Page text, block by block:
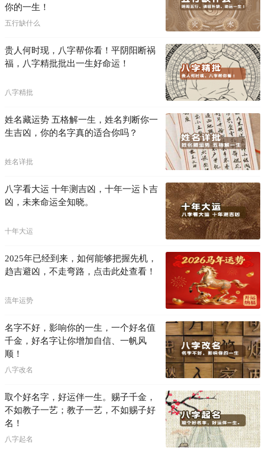
你的一生！
五行缺什么
贵人何时现，八字帮你看！平阴阳断祸
福，八字精批批出一生好命运！
八字精批
姓名藏运势 五格解一生，姓名判断你一
生吉凶，你的名字真的适合你吗？
姓名详批
八字看大运 十年测吉凶，十年一运卜吉
凶，未来命运全知晓。
十年大运
2025年已经到来，如何能够把握先机，
趋吉避凶，不走弯路，点击此处查看！
流年运势
名字不好，影响你的一生，一个好名值
千金，好名字让你增加自信、一帆风
顺！
八字改名
取个好名字，好运伴一生。赐子千金，
不如教子一艺；教子一艺，不如赐子好
名！
八字起名